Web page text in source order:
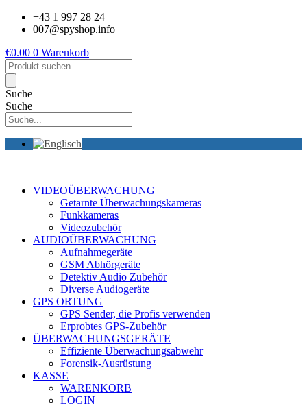
Zum
Inhalt
+43 1 997 28 24
007@spyshop.info
€0.00 0 Warenkorb
Products
search
Suche
Suche
VIDEOÜBERWACHUNG
Getarnte Überwachungskameras
Funkkameras
Videozubehör
AUDIOÜBERWACHUNG
Aufnahmegeräte
GSM Abhörgeräte
Detektiv Audio Zubehör
Diverse Audiogeräte
GPS ORTUNG
GPS Sender, die Profis verwenden
Erprobtes GPS-Zubehör
ÜBERWACHUNGSGERÄTE
Effiziente Überwachungsabwehr
Forensik-Ausrüstung
KASSE
WARENKORB
LOGIN